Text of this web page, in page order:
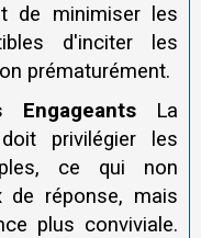
de minimiser les
d'inciter les
prématurément.
EngageantsLa
privilégier les
ce qui non
de réponse, mais
plus conviviale.